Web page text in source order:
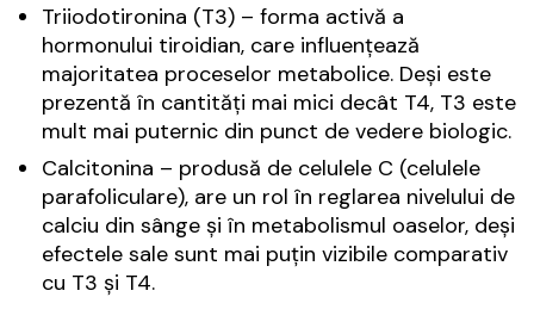
Triiodotironina (T3) – forma activă a
hormonului tiroidian, care influențează
majoritatea proceselor metabolice. Deși este
prezentă în cantități mai mici decât T4, T3 este
mult mai puternic din punct de vedere biologic.
Calcitonina – produsă de celulele C (celulele
parafoliculare), are un rol în reglarea nivelului de
calciu din sânge și în metabolismul oaselor, deși
efectele sale sunt mai puțin vizibile comparativ
cu T3 și T4.